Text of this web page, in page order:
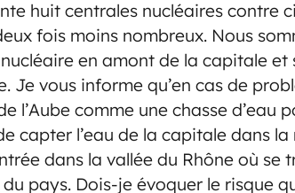
huit centrales nucléaires contre
fois moins nombreux. Nous
en amont de la capitale
Je vous informe qu’en cas de
l’Aube comme une chasse
capter l’eau de la capitale dans la
dans la vallée du Rhône où se
du pays. Dois-je évoquer le risque